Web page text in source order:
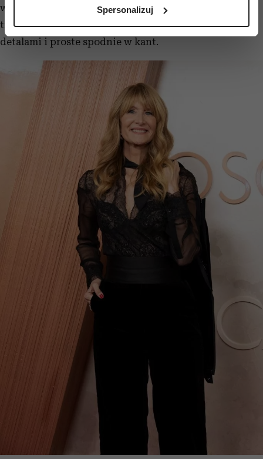
(fingerprinting, czyli wirtualny odcisk palca)
dane są przetwarzane oraz ustaw własne preferencje w
sekcji szczegółów. W Deklaracji plików cookie możesz
zmienić lub wycofać swoją zgodę w dowolnej chwili.
Wykorzystujemy pliki cookie do spersonalizowania treści
i reklam, aby oferować funkcje społecznościowe i
analizować ruch w naszej witrynie. Informacje o tym, jak
korzystasz z naszej witryny, udostępniamy partnerom
społecznościowym, reklamowym i analitycznym.
Partnerzy mogą połączyć te informacje z innymi danymi
otrzymanymi od Ciebie lub uzyskanymi podczas
korzystania z ich usług.
Spersonalizuj
w klasycznym, eleganckim wydaniu: założyła
transparentną, czarną koszulę z koronkowymi
detalami i proste spodnie w kant.